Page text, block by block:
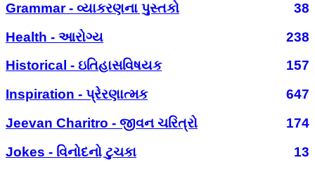
Grammar - વ્યાકરણના પુસ્તકો
38
Health - આરોગ્ય
238
Historical - ઇતિહાસવિષયક
157
Inspiration - પ્રેરણાત્મક
647
Jeevan Charitro - જીવન ચરિત્રો
174
Jokes - વિનોદનો ટુચકા
13